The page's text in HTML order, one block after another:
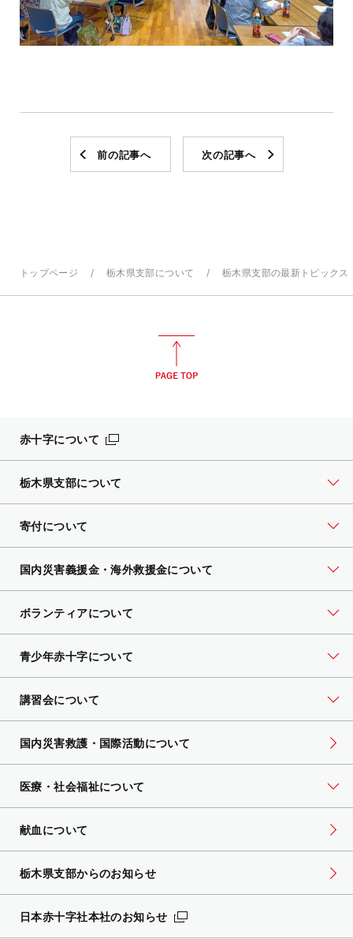
前の記事へ 次の記事へ
トップページ 栃木県支部について 栃木県支部の最新トピックス
赤十字について
栃木県支部について
寄付について
国内災害義援金・海外救援金について
ボランティアについて
青少年赤十字について
講習会について
国内災害救護・国際活動について
医療・社会福祉について
献血について
栃木県支部からのお知らせ
日本赤十字社本社のお知らせ